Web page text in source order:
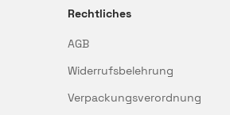
Rechtliches
AGB
Widerrufsbelehrung
Verpackungsverordnung